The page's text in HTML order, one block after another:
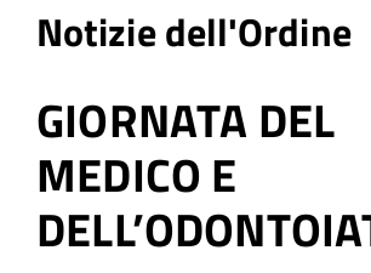
Notizie dell'Ordine
GIORNATA DEL
MEDICO E